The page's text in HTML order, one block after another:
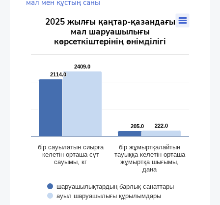
мал мен құстың саны
2025 жылғы қаңтар-қазандағы мал шаруашылығы
Bar chart with 2 data series.
The chart has 1 X axis displaying categories.
The chart has 2 Y axes displaying values, and values.
2025 жылғы қаңтар-қазандағы
мал шаруашылығы
көрсеткіштерінің өнімділігі
2114.0
2114.0
205.0
205.0
2409.0
2409.0
222.0
222.0
шаруашылықтардың барлық санаттары
ауыл шаруашылығы құрылымдары
бір сауылатын сиырға
келетін орташа сүт
сауымы, кг
бір жұмыртқалайтын
тауыққа келетін орташа
жұмыртқа шығымы,
дана